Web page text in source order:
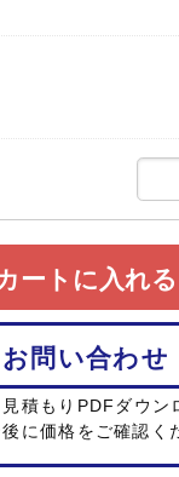
お問い合わせ
ートに入れる
積もりPDFダウン
に価格をご確認く